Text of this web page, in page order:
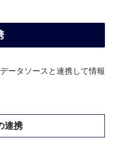
ータソースと連携して情報
連携